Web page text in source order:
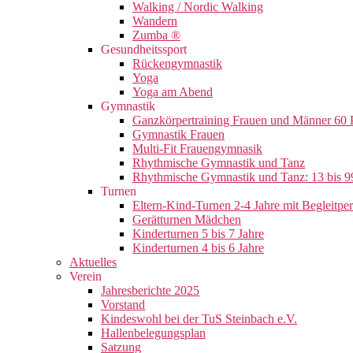
Walking / Nordic Walking
Wandern
Zumba ®
Gesundheitssport
Rückengymnastik
Yoga
Yoga am Abend
Gymnastik
Ganzkörpertraining Frauen und Männer 60
Gymnastik Frauen
Multi-Fit Frauengymnasik
Rhythmische Gymnastik und Tanz
Rhythmische Gymnastik und Tanz: 13 bis
Turnen
Eltern-Kind-Turnen 2-4 Jahre mit
Gerätturnen Mädchen
Kinderturnen 5 bis 7 Jahre
Kinderturnen 4 bis 6 Jahre
Aktuelles
Verein
Jahresberichte 2025
Vorstand
Kindeswohl bei der TuS Steinbach e.V.
Hallenbelegungsplan
Satzung